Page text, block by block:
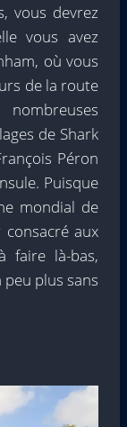
vous devrez
vous avez
où vous
de la route
de Shark
Péron
Puisque
mondial de
consacré aux
faire là-bas,
plus sans